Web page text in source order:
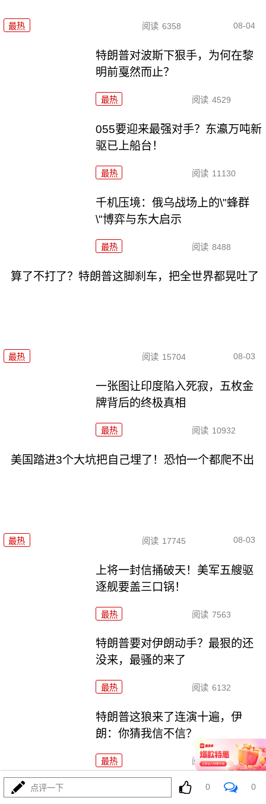
最热 阅读 6358 08-04
特朗普对波斯下狠手，为何在黎
明前戛然而止？
最热 阅读 4529
055要迎来最强对手？东瀛万吨新
驱已上船台！
最热 阅读 11130
千机压境：俄乌战场上的\"蜂群
\"博弈与东大启示
最热 阅读 8488
算了不打了？特朗普这脚刹车，把全世界都晃吐了
最热 阅读 15704 08-03
一张图让印度陷入死寂，五枚金
牌背后的终极真相
最热 阅读 10932
美国踏进3个大坑把自己埋了！恐怕一个都爬不出
最热 阅读 17745 08-03
上将一封信捅破天！美军五艘驱
逐舰要盖三口锅！
最热 阅读 7563
特朗普要对伊朗动手？最狠的还
没来，最骚的来了
最热 阅读 6132
特朗普这狼来了连演十遍，伊
朗：你猜我信不信？
最热 阅读 5375
政治自杀！菲律宾防长，你这是
点评一下 0 0